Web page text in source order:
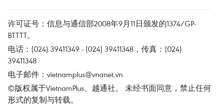
许可证号：信息与通信部2008年9月11日颁发的1374/GP-
BTTTT。
电话：(024) 39411349 - (024) 39411348，传真：(024)
39411348
电子邮件： vietnamplus@vnanet.vn
©版权属于VietnamPlus、越通社。 未经书面同意，禁止任何
形式的复制与转载。